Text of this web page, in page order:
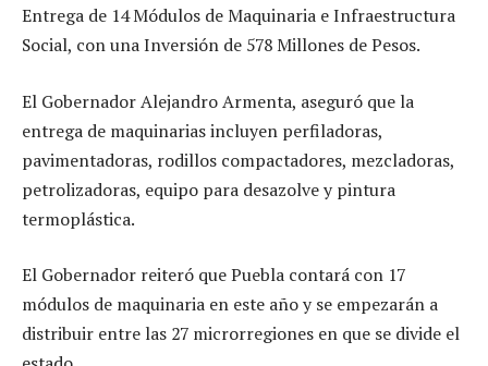
Entrega de 14 Módulos de Maquinaria e Infraestructura
Social, con una Inversión de 578 Millones de Pesos.
El Gobernador Alejandro Armenta, aseguró que la
entrega de maquinarias incluyen perfiladoras,
pavimentadoras, rodillos compactadores, mezcladoras,
petrolizadoras, equipo para desazolve y pintura
termoplástica.
El Gobernador reiteró que Puebla contará con 17
módulos de maquinaria en este año y se empezarán a
distribuir entre las 27 microrregiones en que se divide el